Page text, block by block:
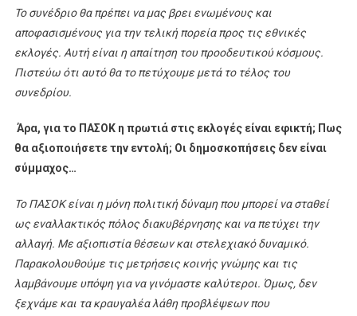
Το συνέδριο θα πρέπει να μας βρει ενωμένους και
αποφασισμένους για την τελική πορεία προς τις εθνικές
εκλογές. Αυτή είναι η απαίτηση του προοδευτικού κόσμους.
Πιστεύω ότι αυτό θα το πετύχουμε μετά το τέλος του
συνεδρίου.
Άρα, για το ΠΑΣΟΚ η πρωτιά στις εκλογές είναι εφικτή; Πως
θα αξιοποιήσετε την εντολή; Οι δημοσκοπήσεις δεν είναι
σύμμαχος…
Το ΠΑΣΟΚ είναι η μόνη πολιτική δύναμη που μπορεί να σταθεί
ως εναλλακτικός πόλος διακυβέρνησης και να πετύχει την
αλλαγή. Με αξιοπιστία θέσεων και στελεχιακό δυναμικό.
Παρακολουθούμε τις μετρήσεις κοινής γνώμης και τις
λαμβάνουμε υπόψη για να γινόμαστε καλύτεροι. Όμως, δεν
ξεχνάμε και τα κραυγαλέα λάθη προβλέψεων που